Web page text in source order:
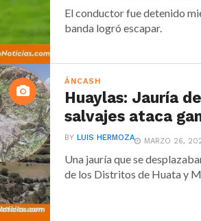
El conductor fue detenido
banda logró escapar.
ÁNCASH
Huaylas: Jauría
salvajes ataca
BYLUIS HERMOZA MARZO 26,
Una jauría que se
de los Distritos de Huata y